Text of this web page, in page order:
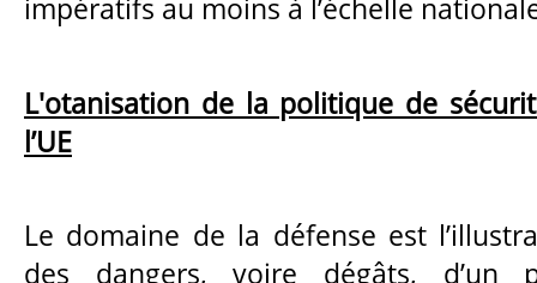
impératifs au moins à l’échelle
L'otanisation de la politique de
l’UE
Le domaine de la défense est
des dangers, voire dégâts, d’un